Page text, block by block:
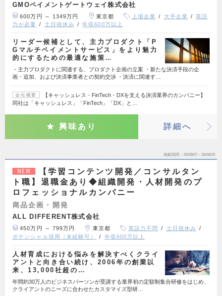
GMOペイメントゲートウェイ株式会社
600万円 ～ 1349万円 東京都 上場企業 大手企業
英語
力が必要
土日祝休み 年収600万以上
リーダー候補として、主力プロダクト「P
Gマルチペイメントサービス」をより魅力
的にするための最適な施策…
・主力プロダクトに関連する、プロダクト企画の立案 ・新たな決済手段の企
画・追加、および決済事業者との契約交渉 ・決済に関連す…
会社概要
【キャッシュレス・FinTech・DXを支える決済業界のカンパニー】
同社は「キャッシュレス」「FinTech」「DX」と…
興味あり 詳細へ
掲載期間 26/08/07～26/08/20
NEW
【学習コンテンツ開発／コンサルタン
ト職】退職金あり◆組織開発・人材開発のプ
ロフェッショナルカンパニー
商品企画・開発
ALL DIFFERENT株式会社
450万円 ～ 799万円 東京都 英語力不問
土日祝休み
ポテンシャル採用（未経験可）
年収600万以上
人材育成における悩みを解決すべくクライ
アントと向き合い続け、2006年の創業以
来、13,000社超の…
年間約30万人のビジネスパーソンが受講する業界初の定額制集合研修をはじめ、
クライアントのニーズに合わせたカスタマイズ型研…